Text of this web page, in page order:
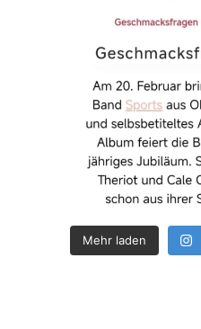
Mehr laden